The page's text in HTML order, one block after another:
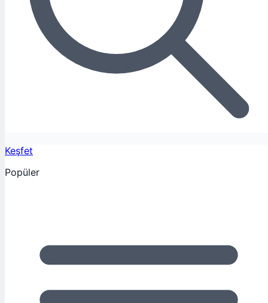
Keşfet
Popüler